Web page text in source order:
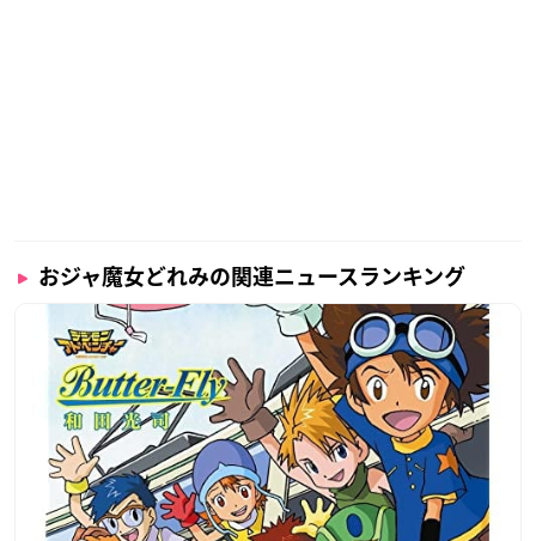
おジャ魔女どれみの関連ニュースランキング